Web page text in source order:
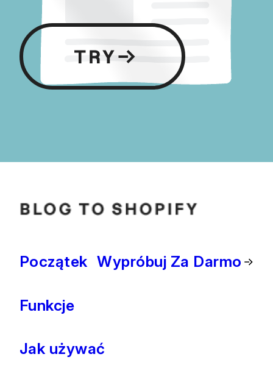
Początek
Funkcje
Jak używać
Wypróbuj Za Darmo